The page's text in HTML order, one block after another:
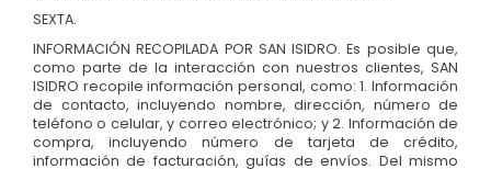
SEXTA.
INFORMACIÓN RECOPILADA POR SAN ISIDRO. Es posible que,
como parte de la interacción con nuestros clientes, SAN
ISIDRO recopile información personal, como: 1. Información
de contacto, incluyendo nombre, dirección, número de
teléfono o celular, y correo electrónico; y 2. Información de
compra, incluyendo número de tarjeta de crédito,
información de facturación, guías de envíos. Del mismo